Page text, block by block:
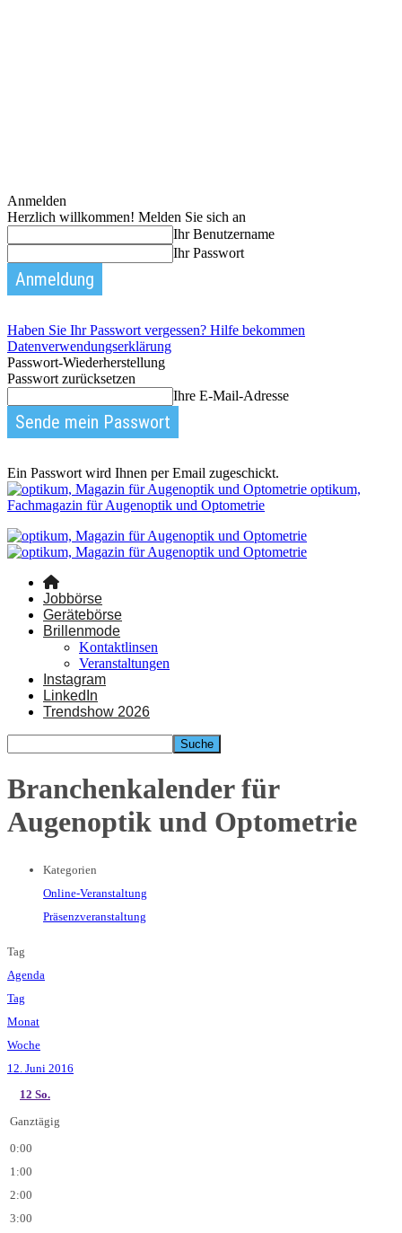
Anmelden
Herzlich willkommen! Melden Sie sich an
Ihr Benutzername
Ihr Passwort
Haben Sie Ihr Passwort vergessen? Hilfe bekommen
Datenverwendungserklärung
Passwort-Wiederherstellung
Passwort zurücksetzen
Ihre E-Mail-Adresse
Ein Passwort wird Ihnen per Email zugeschickt.
optikum,
Fachmagazin für Augenoptik und Optometrie
Jobbörse
Gerätebörse
Brillenmode
Kontaktlinsen
Veranstaltungen
Instagram
LinkedIn
Trendshow 2026
Branchenkalender für
Augenoptik und Optometrie
Kategorien
Online-Veranstaltung
Präsenzveranstaltung
Tag
Agenda
Tag
Monat
Woche
12. Juni 2016
12 So.
Ganztägig
0:00
1:00
2:00
3:00